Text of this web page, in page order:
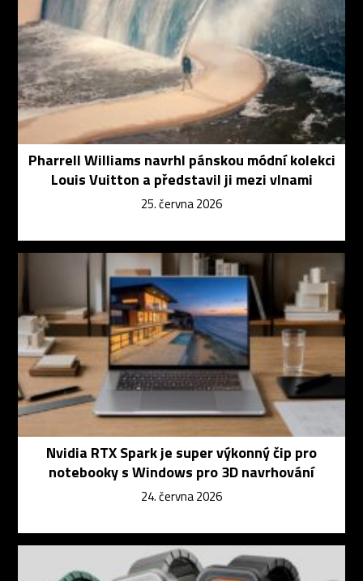
Pharrell Williams navrhl pánskou módní kolekci
Louis Vuitton a představil ji mezi vlnami
25. června 2026
Nvidia RTX Spark je super výkonný čip pro
notebooky s Windows pro 3D navrhování
24. června 2026